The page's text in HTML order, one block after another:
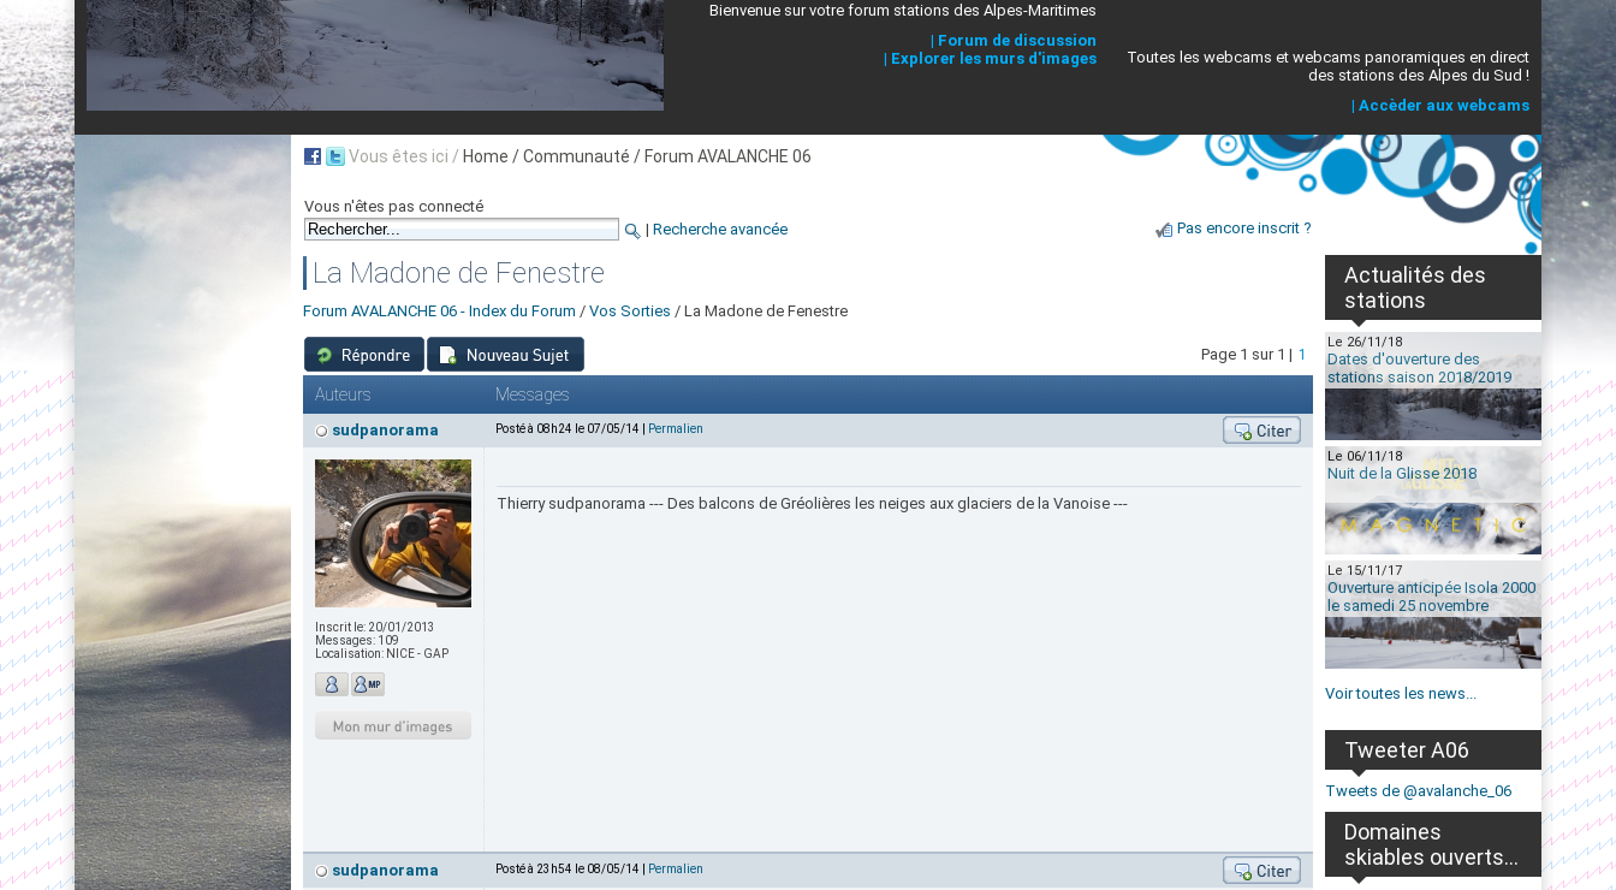
Bienvenue sur votre forum stations des Alpes-Maritimes
| Forum de discussion
| Explorer les murs d'images
Toutes les webcams et webcams panoramiques en direct
des stations des Alpes du Sud !
| Accèder aux webcams
Vous êtes ici / Home / Communauté / Forum AVALANCHE 06
Vous n'êtes pas connecté
| Recherche avancée Pas encore inscrit ?
La Madone de Fenestre
Forum AVALANCHE 06 - Index du Forum / Vos Sorties / La Madone de Fenestre
Page 1 sur 1 | 1
Auteurs Messages
sudpanorama Posté à 08h24 le 07/05/14 | Permalien
Inscrit le: 20/01/2013
Messages: 109
Localisation: NICE - GAP
Thierry sudpanorama --- Des balcons de Gréolières les neiges aux glaciers de la Vanoise ---
sudpanorama Posté à 23h54 le 08/05/14 | Permalien
Actualités des
stations
Le 26/11/18
Dates d'ouverture des
stations saison 2018/2019
Le 06/11/18
Nuit de la Glisse 2018
Le 15/11/17
Ouverture anticipée Isola 2000
le samedi 25 novembre
Voir toutes les news...
Tweeter A06
Tweets de @avalanche_06
Domaines
skiables ouverts...